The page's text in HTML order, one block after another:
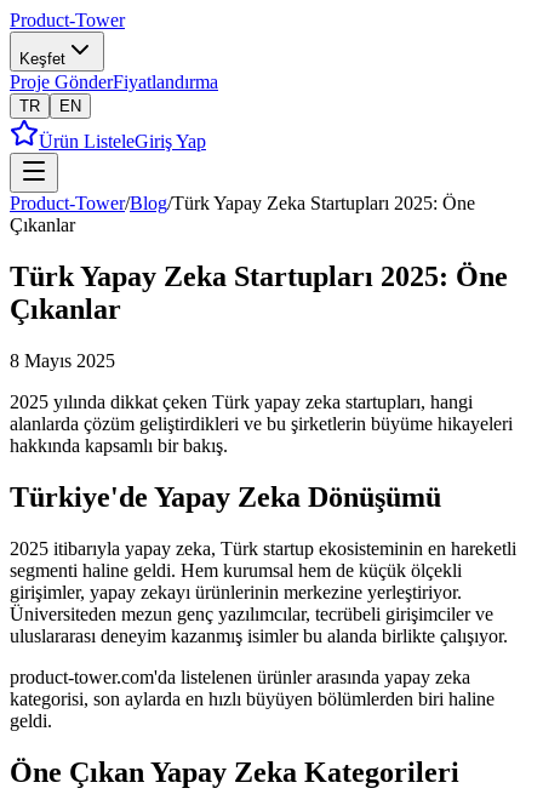
Product-Tower
Keşfet
Proje GönderFiyatlandırma
TR EN
Ürün ListeleGiriş Yap
Product-Tower/Blog/Türk Yapay Zeka Startupları 2025: Öne
Çıkanlar
Türk Yapay Zeka Startupları 2025: Öne
Çıkanlar
8 Mayıs 2025
2025 yılında dikkat çeken Türk yapay zeka startupları, hangi
alanlarda çözüm geliştirdikleri ve bu şirketlerin büyüme hikayeleri
hakkında kapsamlı bir bakış.
Türkiye'de Yapay Zeka Dönüşümü
2025 itibarıyla yapay zeka, Türk startup ekosisteminin en hareketli
segmenti haline geldi. Hem kurumsal hem de küçük ölçekli
girişimler, yapay zekayı ürünlerinin merkezine yerleştiriyor.
Üniversiteden mezun genç yazılımcılar, tecrübeli girişimciler ve
uluslararası deneyim kazanmış isimler bu alanda birlikte çalışıyor.
product-tower.com'da listelenen ürünler arasında yapay zeka
kategorisi, son aylarda en hızlı büyüyen bölümlerden biri haline
geldi.
Öne Çıkan Yapay Zeka Kategorileri